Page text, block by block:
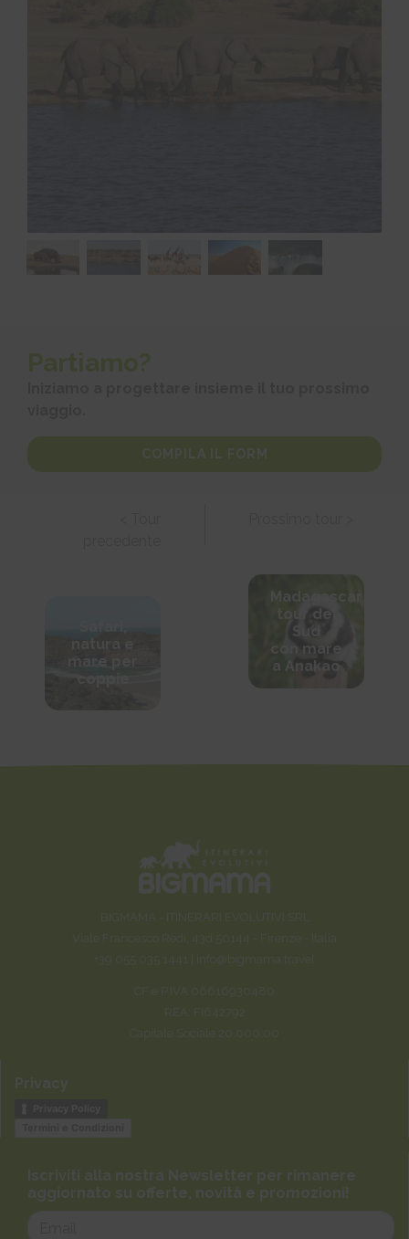
Partiamo?
COMPILA IL FORM
Madagascar
tour del
Sud
con mare
a Anakao
BIGMAMA - ITINERARI EVOLUTIVI SRL
Viale Francesco Redi, 43d 50144 - Firenze - Italia
+39 055 035 1441 |
info@bigmama.travel
CF e P.IVA 06616930480
REA: FI642792
Capitale Sociale 20.000,00
Privacy
Iscriviti alla nostra Newsletter per rimanere
aggiornato su offerte, novità e promozioni!